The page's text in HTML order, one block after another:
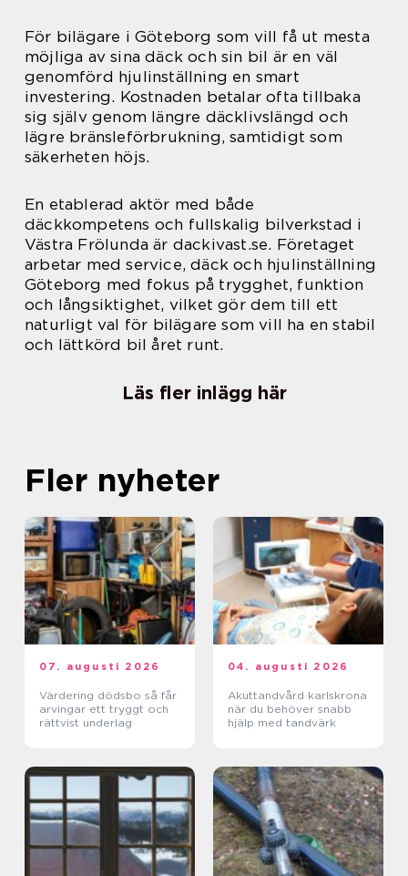
För bilägare i Göteborg som vill få ut mesta
möjliga av sina däck och sin bil är en väl
genomförd hjulinställning en smart
investering. Kostnaden betalar ofta tillbaka
sig själv genom längre däcklivslängd och
lägre bränsleförbrukning, samtidigt som
säkerheten höjs.
En etablerad aktör med både
däckkompetens och fullskalig bilverkstad i
Västra Frölunda är dackivast.se. Företaget
arbetar med service, däck och hjulinställning
Göteborg med fokus på trygghet, funktion
och långsiktighet, vilket gör dem till ett
naturligt val för bilägare som vill ha en stabil
och lättkörd bil året runt.
Läs fler inlägg här
Fler nyheter
07. augusti 2026
Värdering dödsbo så får
arvingar ett tryggt och
rättvist underlag
04. augusti 2026
Akuttandvård karlskrona
när du behöver snabb
hjälp med tandvärk